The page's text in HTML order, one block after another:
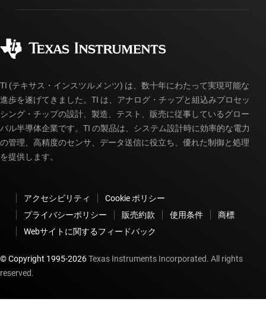
myTI アカウントの FAQ
ご注文に関する FAQ
TI (テキサス・インスツルメンツ) は、数十年にわたって実現可能な
進歩を遂げてきました。TI は、アナログ・チップと組込みプロセッ
シング・チップの設計、製造、テスト、販売に従事しているグロー
バル半導体企業です。TI の製品は、システム設計時に効率的な電力
の管理、高精度のセンサ、データ送信に役立ち、優れた制御と処理
を提供します。
アクセシビリティ
Cookie ポリシー
プライバシーポリシー
販売約款 使用条件
商標
Webサイトに関するフィードバック
© Copyright 1995-2026Texas Instruments Incorporated. All rights
reserved.